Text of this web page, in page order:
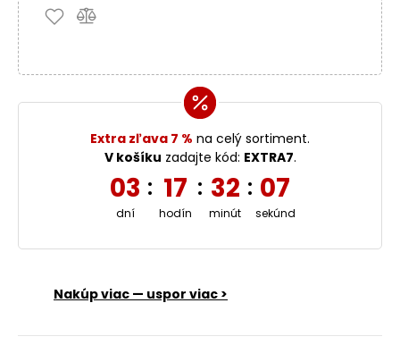
Extra zľava 7 % na celý sortiment.
V košíku zadajte kód: EXTRA7.
03
dní
: 17
hodín
: 32
minút
: 07
sekúnd
Nakúp viac — uspor viac >